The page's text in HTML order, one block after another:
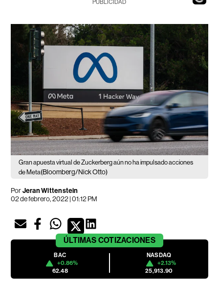
PUBLICIDAD
Gran apuesta virtual de Zuckerberg aún no ha impulsado acciones
de Meta(Bloomberg/Nick Otto)
PorJeran Wittenstein
02 de febrero, 2022 | 01:12 PM
ÚLTIMAS COTIZACIONES
BAC
+0.86%
62.48
NASDAQ
+2.13%
25,913.90